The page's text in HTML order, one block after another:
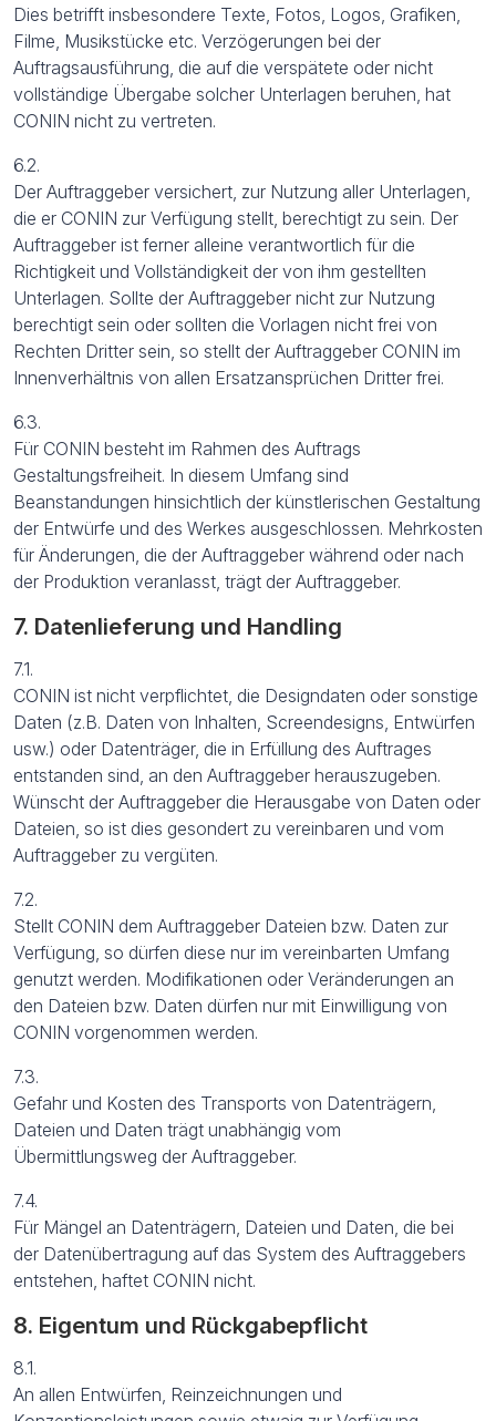
Dies betrifft insbesondere Texte, Fotos, Logos, Grafiken,
Filme, Musikstücke etc. Verzögerungen bei der
Auftragsausführung, die auf die verspätete oder nicht
vollständige Übergabe solcher Unterlagen beruhen, hat
CONIN nicht zu vertreten.
6.2.
Der Auftraggeber versichert, zur Nutzung aller Unterlagen,
die er CONIN zur Verfügung stellt, berechtigt zu sein. Der
Auftraggeber ist ferner alleine verantwortlich für die
Richtigkeit und Vollständigkeit der von ihm gestellten
Unterlagen. Sollte der Auftraggeber nicht zur Nutzung
berechtigt sein oder sollten die Vorlagen nicht frei von
Rechten Dritter sein, so stellt der Auftraggeber CONIN im
Innenverhältnis von allen Ersatzansprüchen Dritter frei.
6.3.
Für CONIN besteht im Rahmen des Auftrags
Gestaltungsfreiheit. In diesem Umfang sind
Beanstandungen hinsichtlich der künstlerischen Gestaltung
der Entwürfe und des Werkes ausgeschlossen. Mehrkosten
für Änderungen, die der Auftraggeber während oder nach
der Produktion veranlasst, trägt der Auftraggeber.
7. Datenlieferung und Handling
7.1.
CONIN ist nicht verpflichtet, die Designdaten oder sonstige
Daten (z.B. Daten von Inhalten, Screendesigns, Entwürfen
usw.) oder Datenträger, die in Erfüllung des Auftrages
entstanden sind, an den Auftraggeber herauszugeben.
Wünscht der Auftraggeber die Herausgabe von Daten oder
Dateien, so ist dies gesondert zu vereinbaren und vom
Auftraggeber zu vergüten.
7.2.
Stellt CONIN dem Auftraggeber Dateien bzw. Daten zur
Verfügung, so dürfen diese nur im vereinbarten Umfang
genutzt werden. Modifikationen oder Veränderungen an
den Dateien bzw. Daten dürfen nur mit Einwilligung von
CONIN vorgenommen werden.
7.3.
Gefahr und Kosten des Transports von Datenträgern,
Dateien und Daten trägt unabhängig vom
Übermittlungsweg der Auftraggeber.
7.4.
Für Mängel an Datenträgern, Dateien und Daten, die bei
der Datenübertragung auf das System des Auftraggebers
entstehen, haftet CONIN nicht.
8. Eigentum und Rückgabepflicht
8.1.
An allen Entwürfen, Reinzeichnungen und